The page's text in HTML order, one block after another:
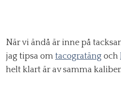
När vi ändå är inne på
jag tipsa om tacogratäng och
helt klart är av samma kaliber.